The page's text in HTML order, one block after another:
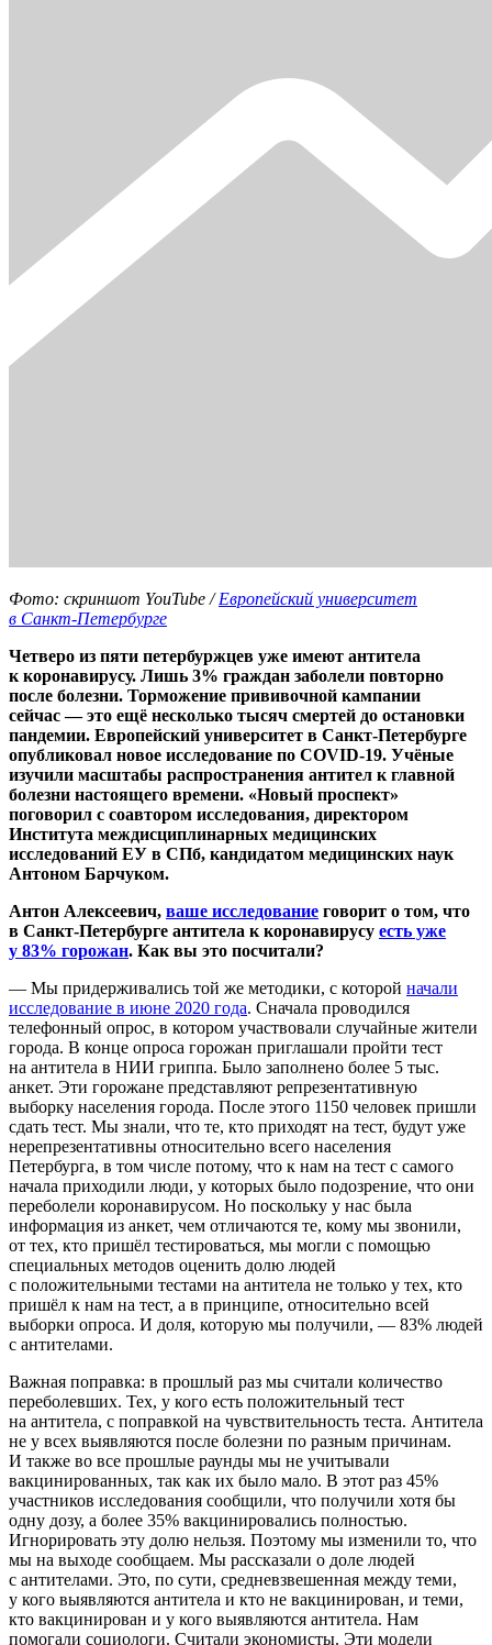
Фото: скриншот YouTube /Европейский университет
в Санкт-Петербурге
Четверо из пяти петербуржцев уже имеют антитела
к коронавирусу. Лишь 3% граждан заболели повторно
после болезни. Торможение прививочной кампании
сейчас — это ещё несколько тысяч смертей до остановки
пандемии. Европейский университет в Санкт-Петербурге
опубликовал новое исследование по COVID-19. Учёные
изучили масштабы распространения антител к главной
болезни настоящего времени. «Новый проспект»
поговорил с соавтором исследования, директором
Института междисциплинарных медицинских
исследований ЕУ в СПб, кандидатом медицинских наук
Антоном Барчуком.
Антон Алексеевич, ваше исследование говорит о том, что
в Санкт-Петербурге антитела к коронавирусу есть уже
у 83% горожан. Как вы это посчитали?
— Мы придерживались той же методики, с которой начали
исследование в июне 2020 года. Сначала проводился
телефонный опрос, в котором участвовали случайные жители
города. В конце опроса горожан приглашали пройти тест
на антитела в НИИ гриппа. Было заполнено более 5 тыс.
анкет. Эти горожане представляют репрезентативную
выборку населения города. После этого 1150 человек пришли
сдать тест. Мы знали, что те, кто приходят на тест, будут уже
нерепрезентативны относительно всего населения
Петербурга, в том числе потому, что к нам на тест с самого
начала приходили люди, у которых было подозрение, что они
переболели коронавирусом. Но поскольку у нас была
информация из анкет, чем отличаются те, кому мы звонили,
от тех, кто пришёл тестироваться, мы могли с помощью
специальных методов оценить долю людей
с положительными тестами на антитела не только у тех, кто
пришёл к нам на тест, а в принципе, относительно всей
выборки опроса. И доля, которую мы получили, — 83% людей
с антителами.
Важная поправка: в прошлый раз мы считали количество
переболевших. Тех, у кого есть положительный тест
на антитела, с поправкой на чувствительность теста. Антитела
не у всех выявляются после болезни по разным причинам.
И также во все прошлые раунды мы не учитывали
вакцинированных, так как их было мало. В этот раз 45%
участников исследования сообщили, что получили хотя бы
одну дозу, а более 35% вакцинировались полностью.
Игнорировать эту долю нельзя. Поэтому мы изменили то, что
мы на выходе сообщаем. Мы рассказали о доле людей
с антителами. Это, по сути, средневзвешенная между теми,
у кого выявляются антитела и кто не вакцинирован, и теми,
кто вакцинирован и у кого выявляются антитела. Нам
помогали социологи. Считали экономисты. Эти модели